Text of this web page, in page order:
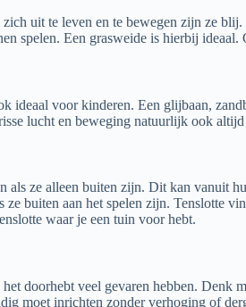
uit te leven en te bewegen zijn ze
spelen. Een grasweide is hierbij
ideaal voor kinderen. Een glijbaan,
lucht en beweging natuurlijk ook
ze alleen buiten zijn. Dit kan vanuit
buiten aan het spelen zijn. Tenslotte
waar je een tuin voor hebt.
doorhebt veel gevaren hebben.
moet inrichten zonder verhoging of